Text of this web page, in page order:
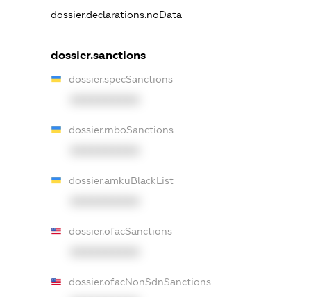
dossier.declarations.noData
dossier.sanctions
dossier.specSanctions
dossier.rnboSanctions
dossier.amkuBlackList
dossier.ofacSanctions
dossier.ofacNonSdnSanctions